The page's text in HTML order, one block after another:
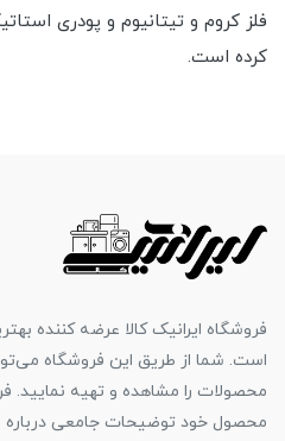
فلز کروم و تیتانیوم و پودری
کرده است.
فروشگاه ایرانیک کالا عرضه کننده
است. شما از طریق این فروشگاه
محصولات را مشاهده و تهیه نمایید.
محصول خود توضیحات جامعی درباره